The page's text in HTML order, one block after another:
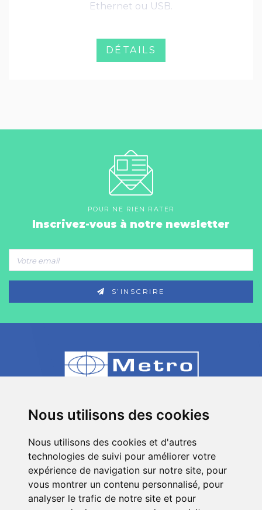
Nous utilisons des cookies
Nous utilisons des cookies et d'autres
technologies de suivi pour améliorer votre
expérience de navigation sur notre site, pour
vous montrer un contenu personnalisé, pour
analyser le trafic de notre site et pour
Ethernet ou USB.
DÉTAILS
POUR NE RIEN RATER
Inscrivez-vous à notre newsletter
S’INSCRIRE
80 Impasse des Chapotines - ZAE Chez
+33 (0)4 50 39 08 49
info[a]metro-fr.com
SuivezMetro
sur les réseaux sociaux